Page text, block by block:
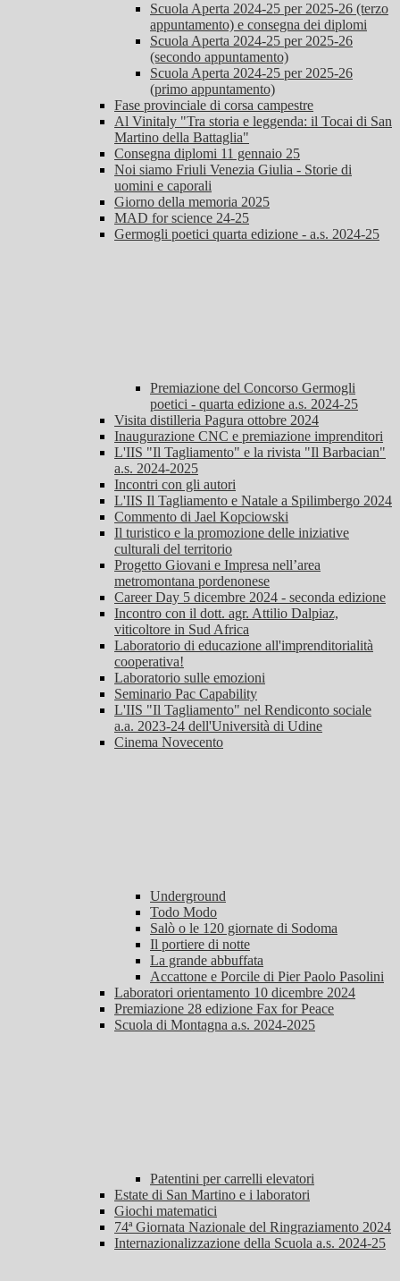
Scuola Aperta 2024-25 per 2025-26 (terzo
appuntamento) e consegna dei diplomi
Scuola Aperta 2024-25 per 2025-26
(secondo appuntamento)
Scuola Aperta 2024-25 per 2025-26
(primo appuntamento)
Fase provinciale di corsa campestre
Al Vinitaly "Tra storia e leggenda: il Tocai di San
Martino della Battaglia"
Consegna diplomi 11 gennaio 25
Noi siamo Friuli Venezia Giulia - Storie di
uomini e caporali
Giorno della memoria 2025
MAD for science 24-25
Germogli poetici quarta edizione - a.s. 2024-25
Premiazione del Concorso Germogli
poetici - quarta edizione a.s. 2024-25
Visita distilleria Pagura ottobre 2024
Inaugurazione CNC e premiazione imprenditori
L'IIS "Il Tagliamento" e la rivista "Il Barbacian"
a.s. 2024-2025
Incontri con gli autori
L'IIS Il Tagliamento e Natale a Spilimbergo 2024
Commento di Jael Kopciowski
Il turistico e la promozione delle iniziative
culturali del territorio
Progetto Giovani e Impresa nell’area
metromontana pordenonese
Career Day 5 dicembre 2024 - seconda edizione
Incontro con il dott. agr. Attilio Dalpiaz,
viticoltore in Sud Africa
Laboratorio di educazione all'imprenditorialità
cooperativa!
Laboratorio sulle emozioni
Seminario Pac Capability
L'IIS "Il Tagliamento" nel Rendiconto sociale
a.a. 2023-24 dell'Università di Udine
Cinema Novecento
Underground
Todo Modo
Salò o le 120 giornate di Sodoma
Il portiere di notte
La grande abbuffata
Accattone e Porcile di Pier Paolo Pasolini
Laboratori orientamento 10 dicembre 2024
Premiazione 28 edizione Fax for Peace
Scuola di Montagna a.s. 2024-2025
Patentini per carrelli elevatori
Estate di San Martino e i laboratori
Giochi matematici
74ª Giornata Nazionale del Ringraziamento 2024
Internazionalizzazione della Scuola a.s. 2024-25